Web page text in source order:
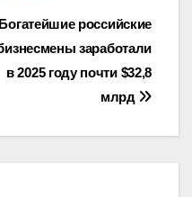
Богатейшие российские
заработали
в 2025 году почти $32,8
млрд